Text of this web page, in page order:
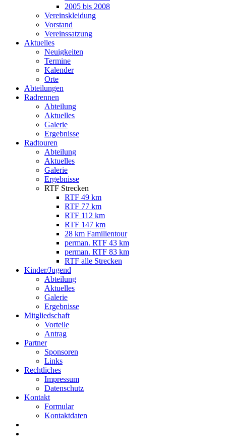
2005 bis 2008
Vereinskleidung
Vorstand
Vereinssatzung
Aktuelles
Neuigkeiten
Termine
Kalender
Orte
Abteilungen
Radrennen
Abteilung
Aktuelles
Galerie
Ergebnisse
Radtouren
Abteilung
Aktuelles
Galerie
Ergebnisse
RTF Strecken
RTF 49 km
RTF 77 km
RTF 112 km
RTF 147 km
28 km Familientour
perman. RTF 43 km
perman. RTF 83 km
RTF alle Strecken
Kinder/Jugend
Abteilung
Aktuelles
Galerie
Ergebnisse
Mitgliedschaft
Vorteile
Antrag
Partner
Sponsoren
Links
Rechtliches
Impressum
Datenschutz
Kontakt
Formular
Kontaktdaten